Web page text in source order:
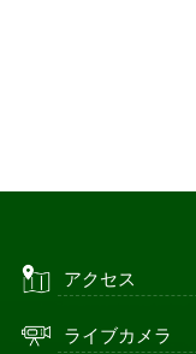
アクセス
ライブカメラ